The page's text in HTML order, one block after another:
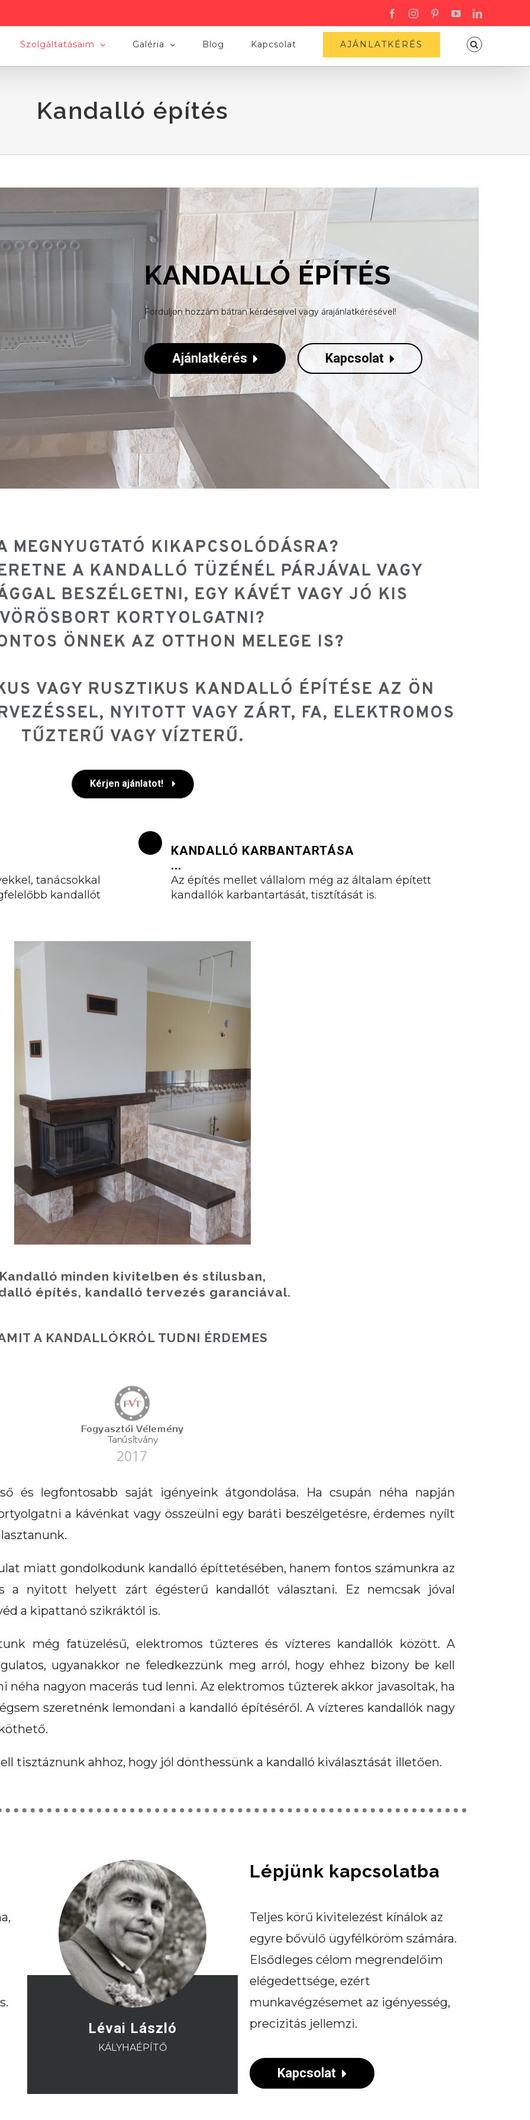
Szolgáltatásaim Galéria Blog Kapcsolat AJÁNLATKÉRÉS
Kandalló építés
KANDALLÓ ÉPÍTÉS
Forduljon hozzám bátran kérdéseivel vagy árajánlatkérésével!
Ajánlatkérés Kapcsolat
MEGNYUGTATÓ KIKAPCSOLÓDÁSRA?
A KANDALLÓ TÜZÉNÉL PÁRJÁVAL VAGY
BESZÉLGETNI, EGY KÁVÉT VAGY JÓ KIS
VÖRÖSBORT KORTYOLGATNI?
ÖNNEK AZ OTTHON MELEGE IS?
VAGY RUSZTIKUS KANDALLÓ ÉPÍTÉSE AZ ÖN
NYITOTT VAGY ZÁRT, FA, ELEKTROMOS
TŰZTERŰ VAGY VÍZTERŰ.
Kérjen ajánlatot!
tanácsokkal
kandallót
KANDALLÓ KARBANTARTÁSA
...
Az építés mellet vállalom még az általam épített
kandallók karbantartását, tisztítását is.
minden kivitelben és stílusban,
építés, kandalló tervezés garanciával.
A KANDALLÓKRÓL TUDNI ÉRDEMES
és legfontosabb saját igényeink átgondolása. Ha csupán néha napján
a kávénkat vagy összeülni egy baráti beszélgetésre, érdemes nyílt
miatt gondolkodunk kandalló építtetésében, hanem fontos számunkra az
a nyitott helyett zárt égésterű kandallót választani. Ez nemcsak jóval
a kipattanó szikráktól is.
még fatüzelésű, elektromos tűzteres és vízteres kandallók között. A
ugyanakkor ne feledkezzünk meg arról, hogy ehhez bizony be kell
néha nagyon macerás tud lenni. Az elektromos tűzterek akkor javasoltak, ha
szeretnénk lemondani a kandalló építéséről. A vízteres kandallók nagy
tisztáznunk ahhoz, hogy jól dönthessünk a kandalló kiválasztását illetően.
Lévai László
KÁLYHAÉPÍTŐ
Lépjünk kapcsolatba
Teljes körű kivitelezést kínálok az
egyre bővülő ügyfélköröm számára.
Elsődleges célom megrendelőim
elégedettsége, ezért
munkavégzésemet az igényesség,
precizitás jellemzi.
Kapcsolat